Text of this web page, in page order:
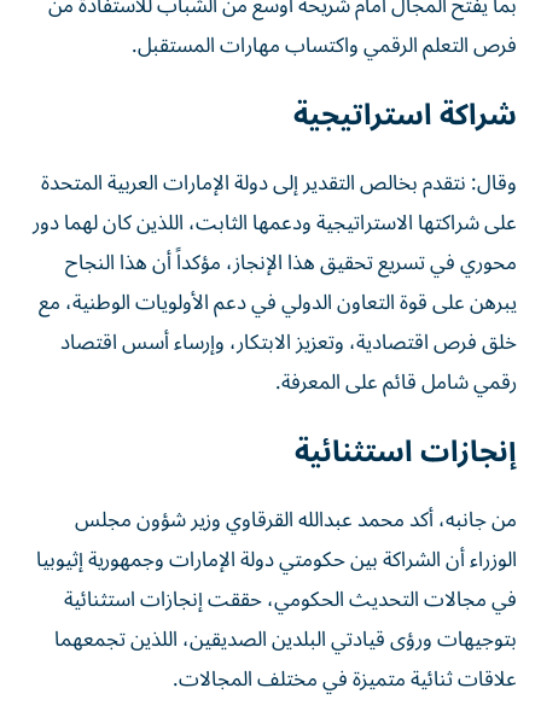
فرص التعلم الرقمي واكتساب مهارات المستقبل.
شراكة استراتيجية
وقال: نتقدم بخالص التقدير إلى دولة الإمارات العربية المتحدة
على شراكتها الاستراتيجية ودعمها الثابت، اللذين كان لهما دور
محوري في تسريع تحقيق هذا الإنجاز، مؤكداً أن هذا النجاح
يبرهن على قوة التعاون الدولي في دعم الأولويات الوطنية، مع
خلق فرص اقتصادية، وتعزيز الابتكار، وإرساء أسس اقتصاد
رقمي شامل قائم على المعرفة.
إنجازات استثنائية
من جانبه، أكد محمد عبدالله القرقاوي وزير شؤون مجلس
الوزراء أن الشراكة بين حكومتي دولة الإمارات وجمهورية إثيوبيا
في مجالات التحديث الحكومي، حققت إنجازات استثنائية
بتوجيهات ورؤى قيادتي البلدين الصديقين، اللذين تجمعهما
علاقات ثنائية متميزة في مختلف المجالات.